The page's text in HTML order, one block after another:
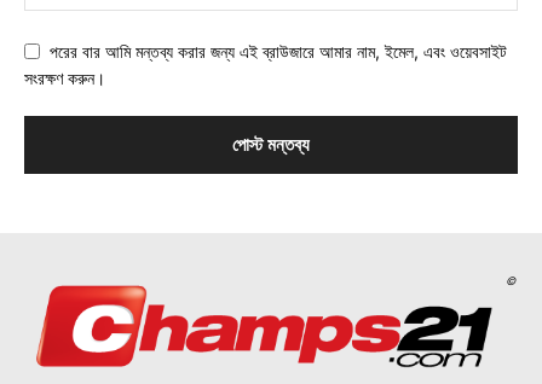
পরের বার আমি মন্তব্য করার জন্য এই ব্রাউজারে আমার নাম, ইমেল, এবং ওয়েবসাইট
সংরক্ষণ করুন।
©